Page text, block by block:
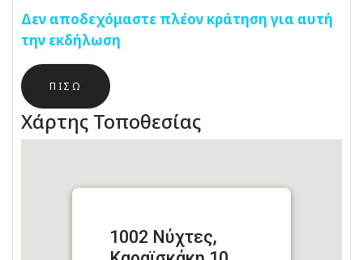
Δεν αποδεχόμαστε πλέον κράτηση για αυτή
την εκδήλωση
ΠΊΣΩ
Χάρτης Τοποθεσίας
1002 Νύχτες,